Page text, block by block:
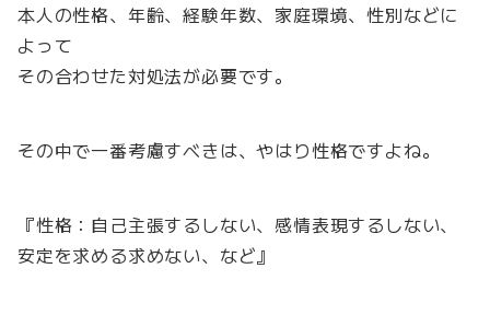
本人の性格、年齢、経験年数、家庭環境、性別などに
よって
その合わせた対処法が必要です。
その中で一番考慮すべきは、やはり性格ですよね。
『性格：自己主張するしない、感情表現するしない、
安定を求める求めない、など』